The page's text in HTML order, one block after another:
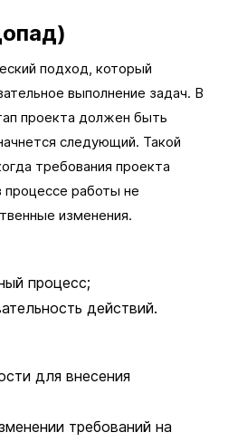
подход, который
выполнение задач. В
проекта должен быть
следующий. Такой
требования проекта
работы не
изменения.
процесс;
действий.
для внесения
требований на